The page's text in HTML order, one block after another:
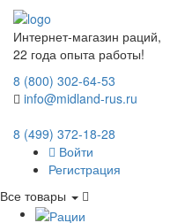
Интернет-магазин раций,
22 года опыта работы!
8 (800) 302-64-53
info@midland-rus.ru
8 (499) 372-18-28
Войти
Регистрация
Все товары